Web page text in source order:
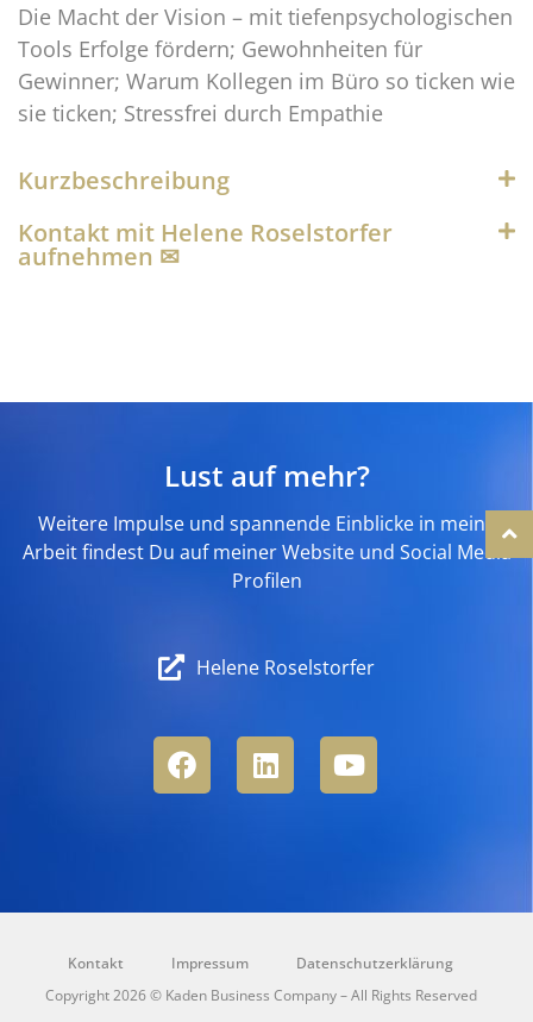
Die Macht der Vision – mit tiefenpsychologischen
Tools Erfolge fördern; Gewohnheiten für
Gewinner; Warum Kollegen im Büro so ticken wie
sie ticken; Stressfrei durch Empathie
Kurzbeschreibung
Kontakt mit Helene Roselstorfer
aufnehmen ✉︎
Lust auf mehr?
Weitere Impulse und spannende Einblicke in meine
Arbeit findest Du auf meiner Website und Social Media
Profilen
Helene Roselstorfer
Kontakt Impressum
Datenschutzerklärung
Copyright 2026 © Kaden Business Company – All Rights Reserved